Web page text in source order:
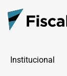
Institucional